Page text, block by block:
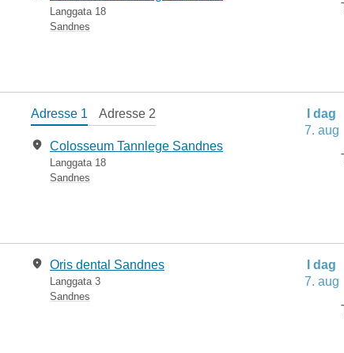
Langgata 18
Sandnes
Adresse 1 Adresse 2
Colosseum Tannlege Sandnes
Langgata 18
Sandnes
I dag
7. aug
​Oris dental Sandnes
Langgata 3
Sandnes
I dag
7. aug